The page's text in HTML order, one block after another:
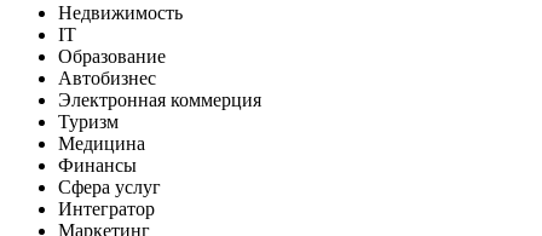
Недвижимость
IT
Образование
Автобизнес
Электронная коммерция
Туризм
Медицина
Финансы
Сфера услуг
Интегратор
Маркетинг